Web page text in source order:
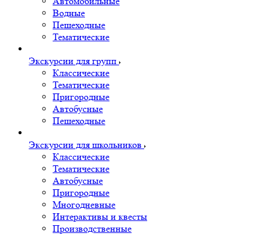
Водные
Пешеходные
Тематические
Экскурсии для групп
Классические
Тематические
Пригородные
Автобусные
Пешеходные
Экскурсии для школьников
Классические
Тематические
Автобусные
Пригородные
Многодневные
Интерактивы и квесты
Производственные